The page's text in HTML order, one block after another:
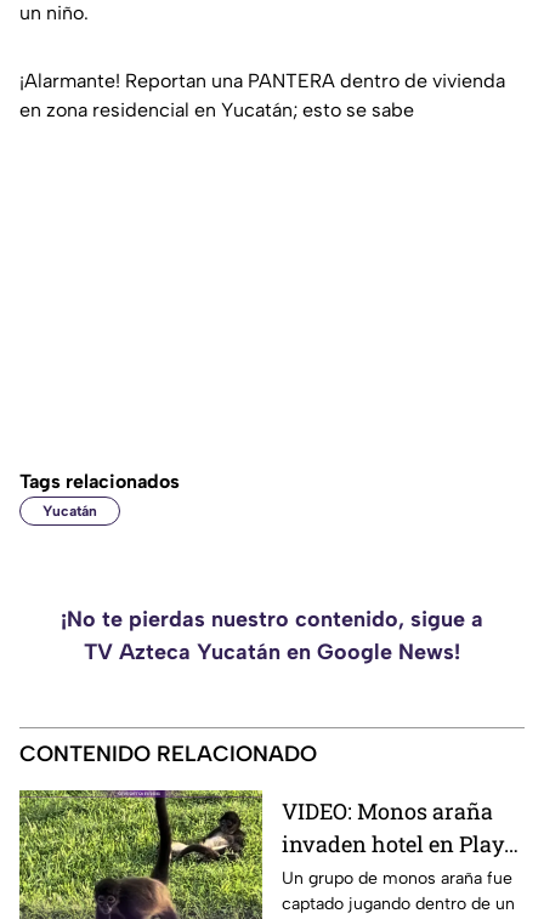
un niño.
¡Alarmante! Reportan una PANTERA dentro de vivienda
en zona residencial en Yucatán; esto se sabe
Tags relacionados
Yucatán
¡No te pierdas nuestro contenido, sigue a
TV Azteca Yucatán en Google News!
CONTENIDO RELACIONADO
VIDEO: Monos araña
invaden hotel en Playa
del Carmen y
enternecen a las redes
Un grupo de monos araña fue
captado jugando dentro de un